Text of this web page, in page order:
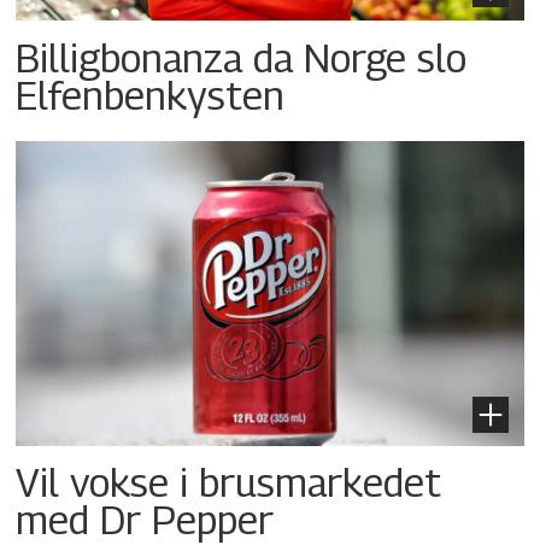
Billigbonanza da Norge slo
Elfenbenkysten
Vil vokse i brusmarkedet
med Dr Pepper